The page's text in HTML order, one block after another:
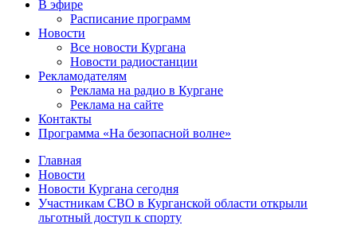
В эфире
Расписание программ
Новости
Все новости Кургана
Новости радиостанции
Рекламодателям
Реклама на радио в Кургане
Реклама на сайте
Контакты
Программа «На безопасной волне»
Главная
Новости
Новости Кургана сегодня
Участникам СВО в Курганской области открыли
льготный доступ к спорту